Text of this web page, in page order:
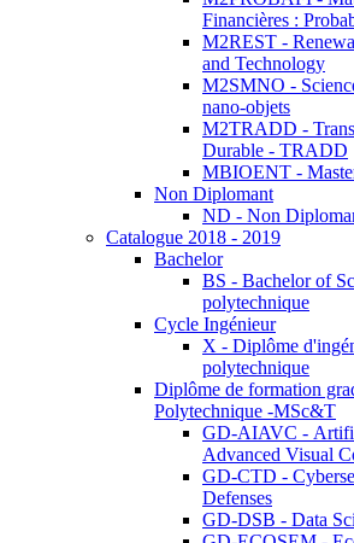
Financières :
M2REST -
and Technology
M2SMNO -
nano-objets
M2TRADD -
Durable - TRADD
MBIOENT -
Non Diplomant
ND - Non
Catalogue 2018 - 2019
Bachelor
BS - Bachelor of
polytechnique
Cycle Ingénieur
X - Diplôme
polytechnique
Diplôme de formation
Polytechnique -MSc&T
GD-AIAVC -
Advanced Visual
GD-CTD -
Defenses
GD-DSB - Data